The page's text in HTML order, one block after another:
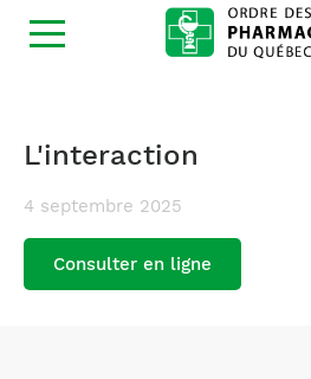
Ouvrir
la
L'interaction
4 septembre 2025
Consulter en ligne